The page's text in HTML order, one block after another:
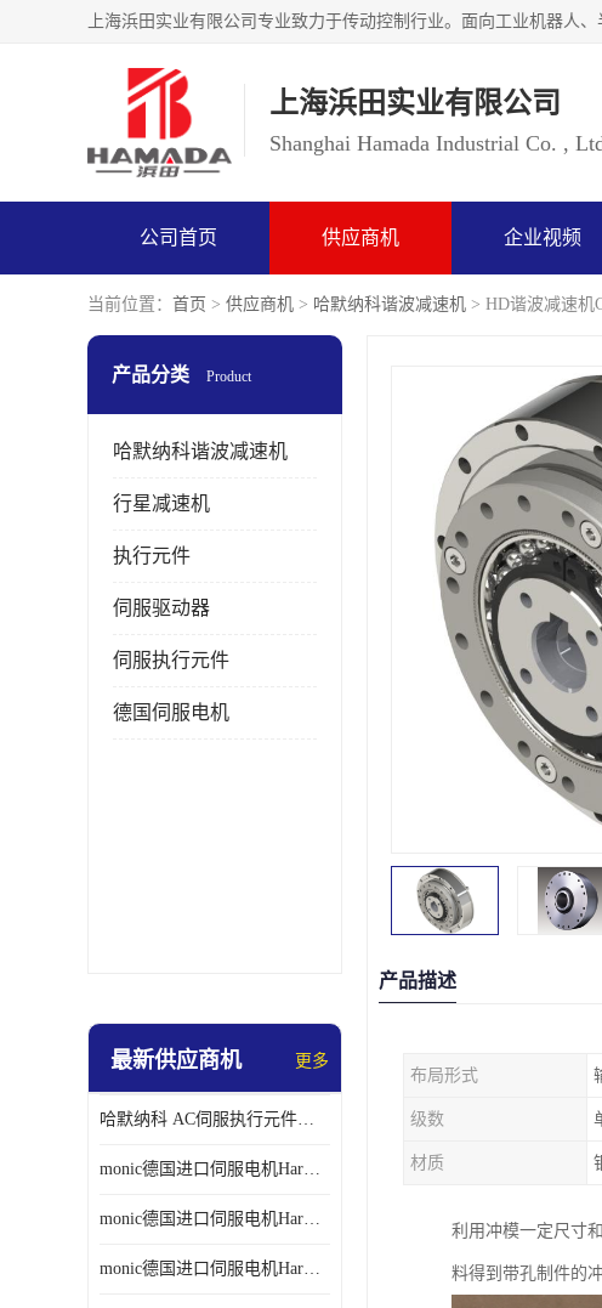
上海浜田实业有限公司
Shanghai Hamada Industrial Co. ,
公司首页 供应商机 企业视频
当前位置： 首页 > 供应商机 > 哈默纳科谐波减速机 > HD谐波减速机
产品分类 Product
哈默纳科谐波减速机
行星减速机
执行元件
伺服驱动器
伺服执行元件
德国伺服电机
最新供应商机 更多
哈默纳科 AC伺服执行元件扁平型SHA系列 议价
monic德国进口伺服电机Har中国总代理单价
monic德国进口伺服电机Har中国总代理代理
monic德国进口伺服电机Har中国总代理公司
产品描述
布局形式
级数
材质
利用冲模一定尺寸
料得到带孔制件的